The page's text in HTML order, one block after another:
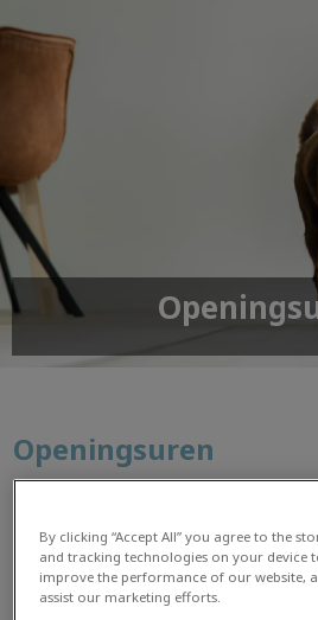
Openingsuren
nog op afspraak te werken is
van dier en eigenaar.
Maandag tot vrijdag: 8u30 tot
By clicking “Accept All” you agree to the
and tracking technologies on your device
improve the performance of our website,
assist our marketing efforts.